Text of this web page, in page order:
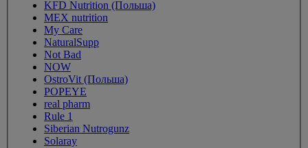
KFD Nutrition (Польша)
MEX nutrition
My Care
NaturalSupp
Not Bad
NOW
OstroVit (Польша)
POPEYE
real pharm
Rule 1
Siberian Nutrogunz
Solaray